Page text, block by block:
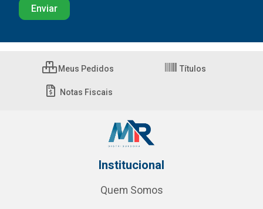
Meus Pedidos Títulos
Notas Fiscais
Institucional
Quem Somos